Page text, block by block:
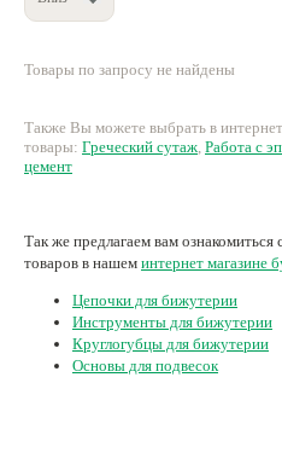
Всё для вышивки
Проволока
Натуральные камни
Новинки!
Фотофорум
О магазине
Товары по запросу не найдены
Также Вы можете выбрать в
товары: Греческий сутаж, Работа с
цемент
Так же предлагаем вам
товаров в нашем интернет магазине
Цепочки для бижутерии
Инструменты для бижутерии
Круглогубцы для бижутерии
Основы для подвесок